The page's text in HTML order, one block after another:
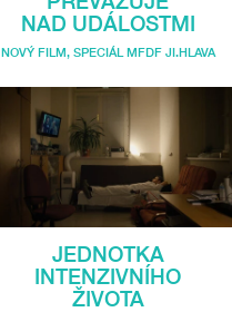
NAD UDÁLOSTMI
NOVÝ FILM, SPECIÁL MFDF JI.HLAVA
JEDNOTKA
INTENZIVNÍHO
ŽIVOTA